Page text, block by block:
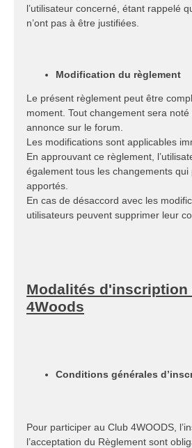
l’utilisateur concerné, étant rappelé
n’ont pas à être justifiées.
Modification du règlement
Le présent règlement peut être
moment. Tout changement sera
annonce sur le forum.
Les modifications sont applicables
En approuvant ce règlement,
également tous les changements qui
apportés.
En cas de désaccord avec les
utilisateurs peuvent supprimer leur
Modalités d'inscription
4Woods
Conditions générales
Pour participer au Club 4WOODS,
l’acceptation du Règlement sont